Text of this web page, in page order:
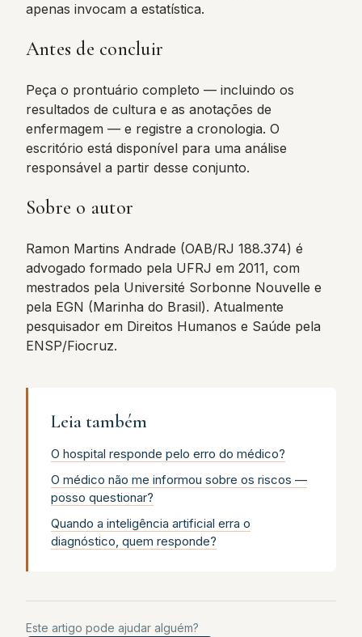
apenas invocam a estatística.
Antes de concluir
Peça o prontuário completo — incluindo os
resultados de cultura e as anotações de
enfermagem — e registre a cronologia. O
escritório está disponível para uma análise
responsável a partir desse conjunto.
Sobre o autor
Ramon Martins Andrade (OAB/RJ 188.374) é
advogado formado pela UFRJ em 2011, com
mestrados pela Université Sorbonne Nouvelle e
pela EGN (Marinha do Brasil). Atualmente
pesquisador em Direitos Humanos e Saúde pela
ENSP/Fiocruz.
Leia também
O hospital responde pelo erro do médico?
O médico não me informou sobre os riscos —
posso questionar?
Quando a inteligência artificial erra o
diagnóstico, quem responde?
Este artigo pode ajudar alguém?